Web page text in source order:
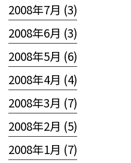
2008年7月 (3)
2008年6月 (3)
2008年5月 (6)
2008年4月 (4)
2008年3月 (7)
2008年2月 (5)
2008年1月 (7)